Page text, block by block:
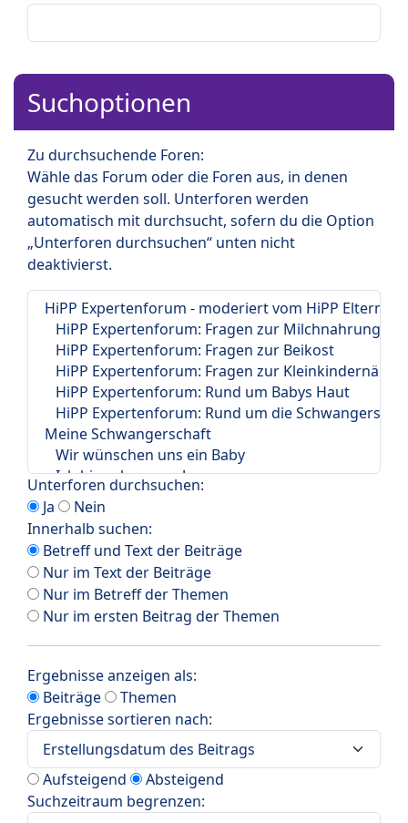
Suchoptionen
Zu durchsuchende Foren:
Wähle das Forum oder die Foren aus, in denen
gesucht werden soll. Unterforen werden
automatisch mit durchsucht, sofern du die Option
„Unterforen durchsuchen“ unten nicht
deaktivierst.
Unterforen durchsuchen:
Ja
Nein
Innerhalb suchen:
Betreff und Text der Beiträge
Nur im Text der Beiträge
Nur im Betreff der Themen
Nur im ersten Beitrag der Themen
Ergebnisse anzeigen als:
Beiträge
Themen
Ergebnisse sortieren nach:
Aufsteigend
Absteigend
Suchzeitraum begrenzen: